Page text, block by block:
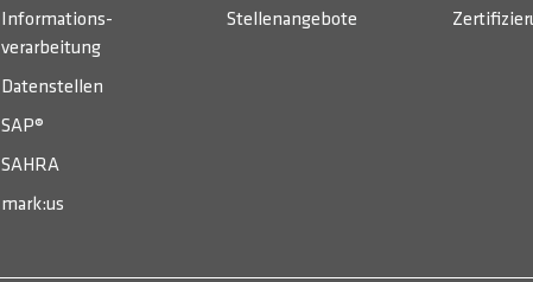
Informations­
verarbeitung
Datenstellen
SAP®
SAHRA
mark:us
Stellenangebote